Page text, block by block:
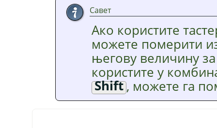
Савет
Ако користите
можете померити
његову величину
користите у
Shift, можете га